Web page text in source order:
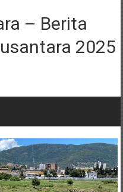
– Berita
2025